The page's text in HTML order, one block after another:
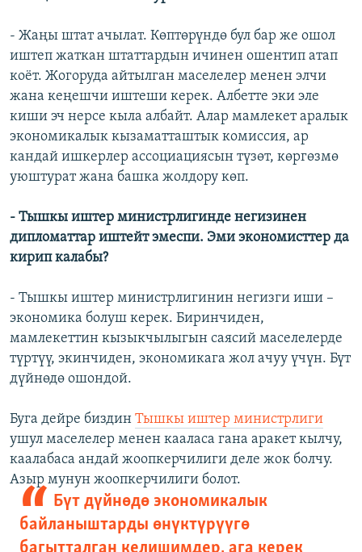
- Жаңы штат ачылат. Көптөрүндө бул бар же ошол
иштеп жаткан штаттардын ичинен ошентип атап
коёт. Жогоруда айтылган маселелер менен элчи
жана кеңешчи иштеши керек. Албетте эки эле
киши эч нерсе кыла албайт. Алар мамлекет аралык
экономикалык кызаматташтык комиссия, ар
кандай ишкерлер ассоциациясын түзөт, көргөзмө
уюштурат жана башка жолдору көп.
- Тышкы иштер министрлигинде негизинен
дипломаттар иштейт эмеспи. Эми экономисттер да
кирип калабы?
- Тышкы иштер министрлигинин негизги иши –
экономика болуш керек. Биринчиден,
мамлекеттин кызыкчылыгын саясий маселелерде
түртүү, экинчиден, экономикага жол ачуу үчүн. Бүт
дүйнөдө ошондой.
Буга дейре биздин Тышкы иштер министрлиги
ушул маселелер менен кааласа гана аракет кылчу,
каалабаса андай жоопкерчилиги деле жок болчу.
Азыр мунун жоопкерчилиги болот.
Бүт дүйнөдө экономикалык
байланыштарды өнүктүрүүгө